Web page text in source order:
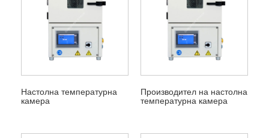
Настолна температурна
камера
Производител на настолна
температурна камера